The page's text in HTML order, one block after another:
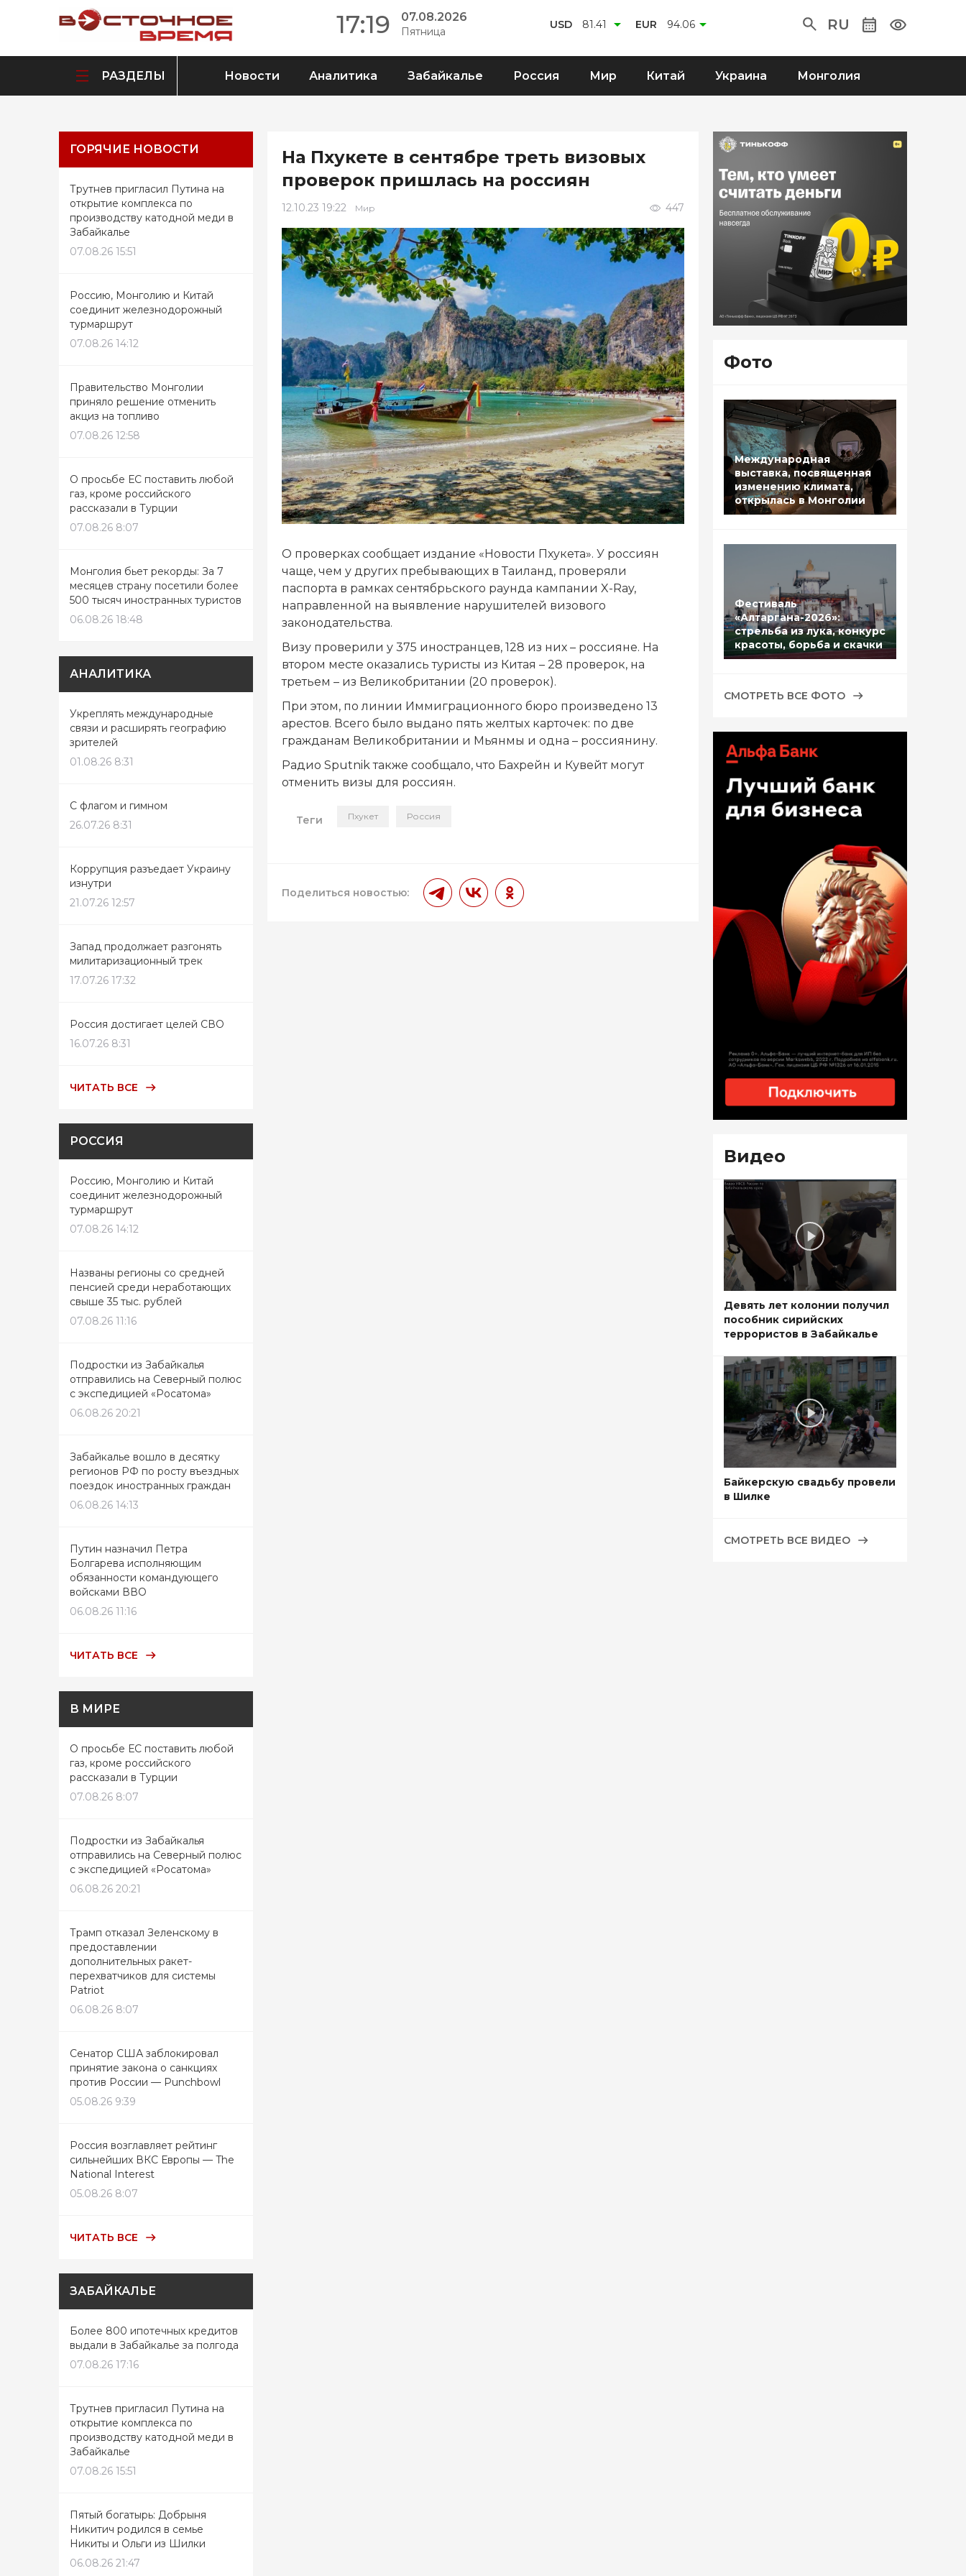
17:19 07.08.2026
Пятница
USD 81.41 EUR 94.06 RU
РАЗДЕЛЫ Новости Аналитика Забайкалье Россия Мир Китай Украина Монголия
ГОРЯЧИЕ НОВОСТИ
Трутнев пригласил Путина на
открытие комплекса по
производству катодной меди в
Забайкалье
07.08.26 15:51
Россию, Монголию и Китай
соединит железнодорожный
турмаршрут
07.08.26 14:12
Правительство Монголии
приняло решение отменить
акциз на топливо
07.08.26 12:58
О просьбе ЕС поставить любой
газ, кроме российского
рассказали в Турции
07.08.26 8:07
Монголия бьет рекорды: За 7
месяцев страну посетили более
500 тысяч иностранных туристов
06.08.26 18:48
АНАЛИТИКА
Укреплять международные
связи и расширять географию
зрителей
01.08.26 8:31
С флагом и гимном
26.07.26 8:31
Коррупция разъедает Украину
изнутри
21.07.26 12:57
Запад продолжает разгонять
милитаризационный трек
17.07.26 17:32
Россия достигает целей СВО
16.07.26 8:31
ЧИТАТЬ ВСЕ
РОССИЯ
Россию, Монголию и Китай
соединит железнодорожный
турмаршрут
07.08.26 14:12
Названы регионы со средней
пенсией среди неработающих
свыше 35 тыс. рублей
07.08.26 11:16
Подростки из Забайкалья
отправились на Северный полюс
с экспедицией «Росатома»
06.08.26 20:21
Забайкалье вошло в десятку
регионов РФ по росту въездных
поездок иностранных граждан
06.08.26 14:13
Путин назначил Петра
Болгарева исполняющим
обязанности командующего
войсками ВВО
06.08.26 11:16
ЧИТАТЬ ВСЕ
В МИРЕ
О просьбе ЕС поставить любой
газ, кроме российского
рассказали в Турции
07.08.26 8:07
Подростки из Забайкалья
отправились на Северный полюс
с экспедицией «Росатома»
06.08.26 20:21
Трамп отказал Зеленскому в
предоставлении
дополнительных ракет-
перехватчиков для системы
Patriot
06.08.26 8:07
Сенатор США заблокировал
принятие закона о санкциях
против России — Punchbowl
05.08.26 9:39
Россия возглавляет рейтинг
сильнейших ВКС Европы — The
National Interest
05.08.26 8:07
ЧИТАТЬ ВСЕ
ЗАБАЙКАЛЬЕ
Более 800 ипотечных кредитов
выдали в Забайкалье за полгода
07.08.26 17:16
Трутнев пригласил Путина на
открытие комплекса по
производству катодной меди в
Забайкалье
07.08.26 15:51
Пятый богатырь: Добрыня
Никитич родился в семье
Никиты и Ольги из Шилки
06.08.26 21:47
На Пхукете в сентябре треть визовых
проверок пришлась на россиян
12.10.23 19:22 Мир 447
О проверках сообщает издание «Новости Пхукета». У россиян
чаще, чем у других пребывающих в Таиланд, проверяли
паспорта в рамках сентябрьского раунда кампании X-Ray,
направленной на выявление нарушителей визового
законодательства.
Визу проверили у 375 иностранцев, 128 из них – россияне. На
втором месте оказались туристы из Китая – 28 проверок, на
третьем – из Великобритании (20 проверок).
При этом, по линии Иммиграционного бюро произведено 13
арестов. Всего было выдано пять желтых карточек: по две
гражданам Великобритании и Мьянмы и одна – россиянину.
Радио Sputnik также сообщало, что Бахрейн и Кувейт могут
отменить визы для россиян.
Теги Пхукет Россия
Поделиться новостью:
Фото
Международная
выставка, посвященная
изменению климата,
открылась в Монголии
Фестиваль
«Алтаргана-2026»:
стрельба из лука, конкурс
красоты, борьба и скачки
СМОТРЕТЬ ВСЕ ФОТО
Видео
Девять лет колонии получил
пособник сирийских
террористов в Забайкалье
Байкерскую свадьбу провели
в Шилке
СМОТРЕТЬ ВСЕ ВИДЕО